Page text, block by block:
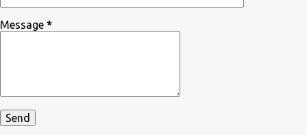
Message *